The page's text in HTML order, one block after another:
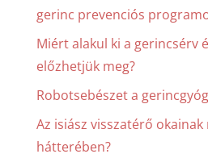
gerinc prevenciós
Miért alakul ki a gerincsérv
előzhetjük meg?
Robotsebészet a
Az isiász visszatérő
hátterében?